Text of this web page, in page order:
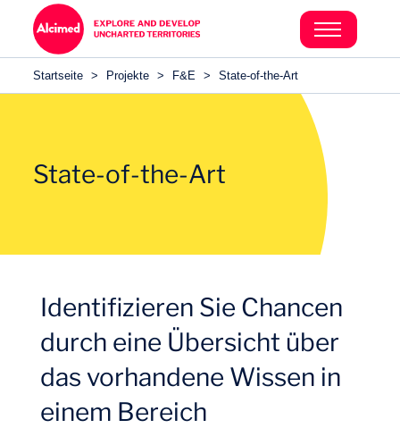
Search in content
Search in content
Startseite > Projekte > F&E > State-of-the-Art
State-of-the-Art
Identifizieren Sie Chancen
durch eine Übersicht über
das vorhandene Wissen in
einem Bereich